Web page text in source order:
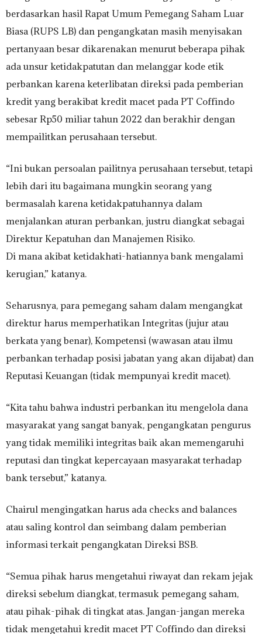
berdasarkan hasil Rapat Umum Pemegang Saham Luar
Biasa (RUPS LB) dan pengangkatan masih menyisakan
pertanyaan besar dikarenakan menurut beberapa pihak
ada unsur ketidakpatutan dan melanggar kode etik
perbankan karena keterlibatan direksi pada pemberian
kredit yang berakibat kredit macet pada PT Coffindo
sebesar Rp50 miliar tahun 2022 dan berakhir dengan
mempailitkan perusahaan tersebut.
“Ini bukan persoalan pailitnya perusahaan tersebut, tetapi
lebih dari itu bagaimana mungkin seorang yang
bermasalah karena ketidakpatuhannya dalam
menjalankan aturan perbankan, justru diangkat sebagai
Direktur Kepatuhan dan Manajemen Risiko.
Di mana akibat ketidakhati-hatiannya bank mengalami
kerugian,” katanya.
Seharusnya, para pemegang saham dalam mengangkat
direktur harus memperhatikan Integritas (jujur atau
berkata yang benar), Kompetensi (wawasan atau ilmu
perbankan terhadap posisi jabatan yang akan dijabat) dan
Reputasi Keuangan (tidak mempunyai kredit macet).
“Kita tahu bahwa industri perbankan itu mengelola dana
masyarakat yang sangat banyak, pengangkatan pengurus
yang tidak memiliki integritas baik akan memengaruhi
reputasi dan tingkat kepercayaan masyarakat terhadap
bank tersebut,” katanya.
Chairul mengingatkan harus ada checks and balances
atau saling kontrol dan seimbang dalam pemberian
informasi terkait pengangkatan Direksi BSB.
“Semua pihak harus mengetahui riwayat dan rekam jejak
direksi sebelum diangkat, termasuk pemegang saham,
atau pihak-pihak di tingkat atas. Jangan-jangan mereka
tidak mengetahui kredit macet PT Coffindo dan direksi